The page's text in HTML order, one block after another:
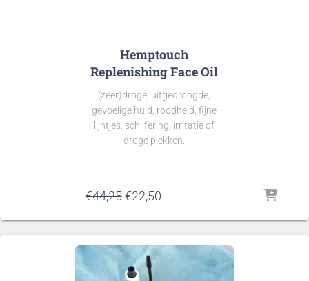
Hemptouch
Replenishing Face Oil
(zeer)droge, uitgedroogde,
gevoelige huid, roodheid, fijne
lijntjes, schilfering, irritatie of
droge plekken.
€44,25 Oorspronkelijke
was:
€22,50Huidige
is: